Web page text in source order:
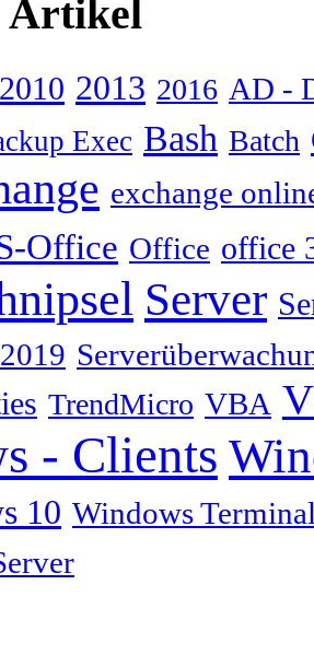
Artikel
2010 2013 2016 AD -
Exec Bash Batch
exchange
Office Office office
Server
TrendMicro VBA
- Clients
10 Windows